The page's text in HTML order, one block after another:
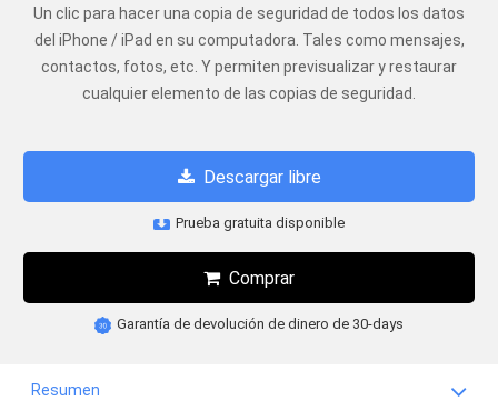
Un clic para hacer una copia de seguridad de todos los datos
del iPhone / iPad en su computadora. Tales como mensajes,
contactos, fotos, etc. Y permiten previsualizar y restaurar
cualquier elemento de las copias de seguridad.
Descargar libre
Prueba gratuita disponible
Comprar
Garantía de devolución de dinero de 30-days
Resumen